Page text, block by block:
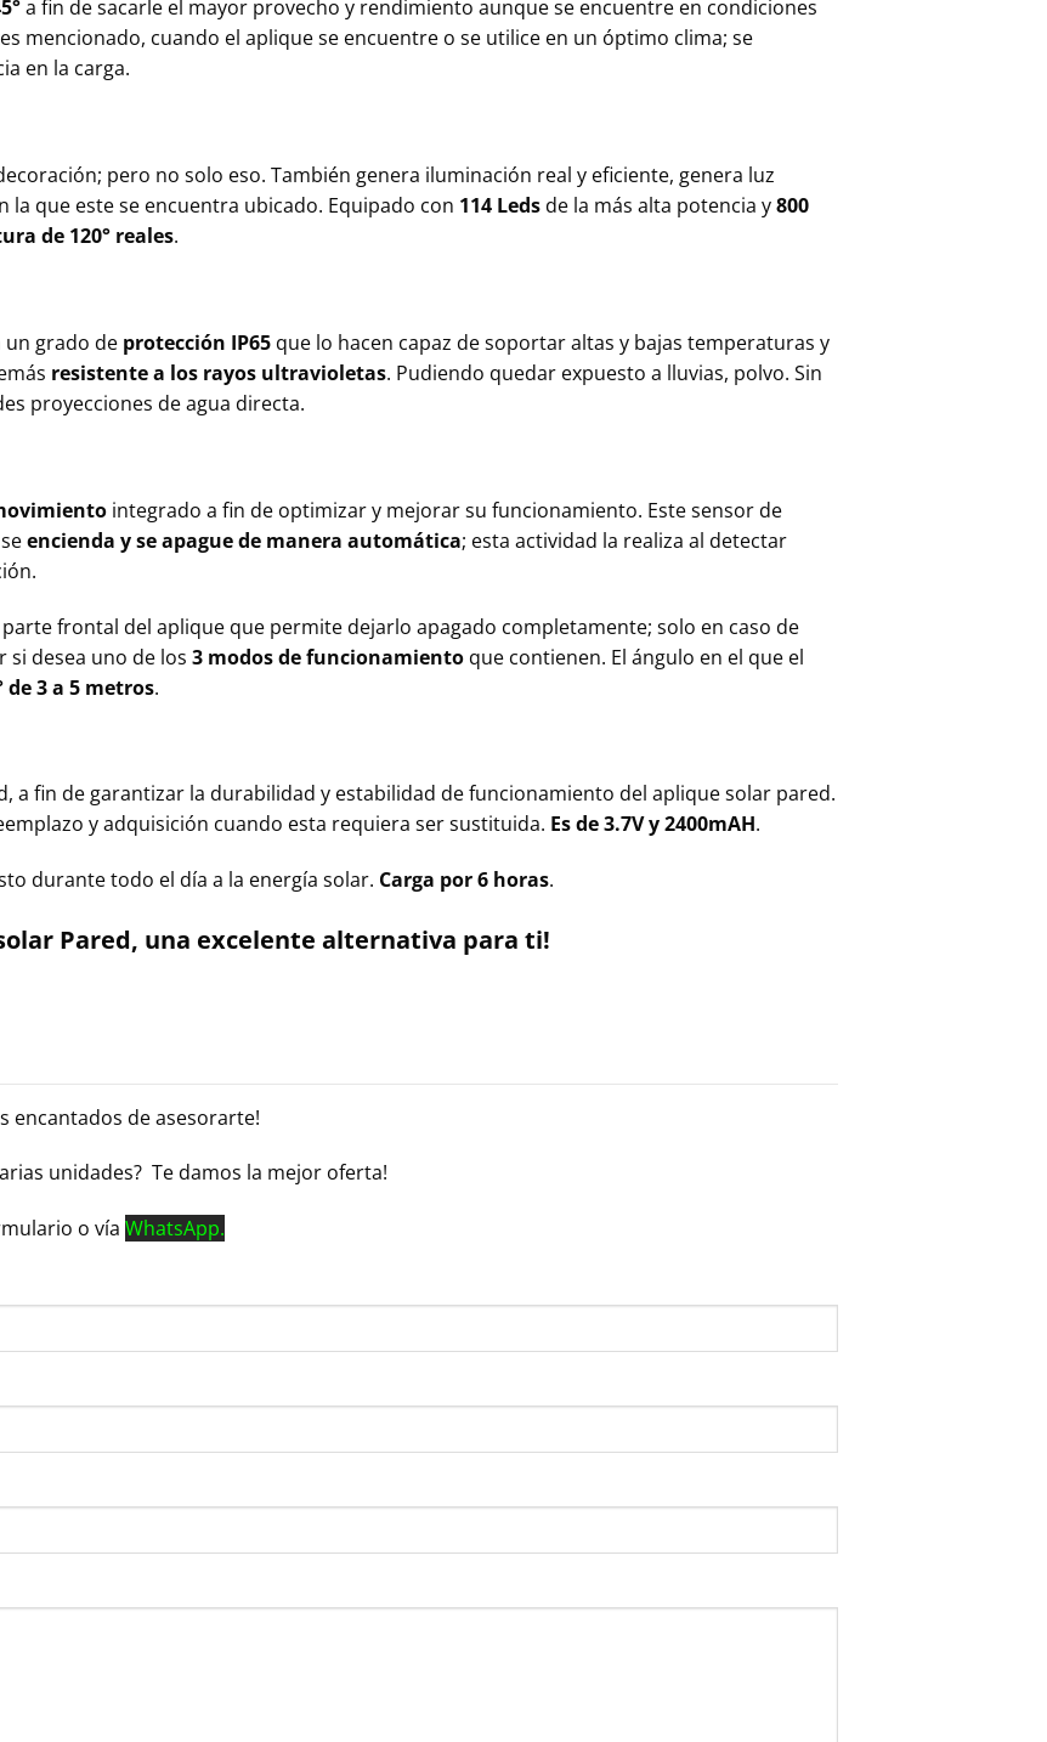
a fin de sacarle el mayor provecho y rendimiento aunque se encuentre en condiciones
mencionado, cuando el aplique se encuentre o se utilice en un óptimo clima; se
en la carga.
pero no solo eso. También genera iluminación real y eficiente, genera luz
que este se encuentra ubicado. Equipado con 114 Ledsde la más alta potencia y800
de 120° reales.
un grado de protección IP65 que lo hacen capaz de soportar altas y bajas temperaturas y
resistente a los rayos ultravioletas. Pudiendo quedar expuesto a lluvias, polvo. Sin
proyecciones de agua directa.
integrado a fin de optimizar y mejorar su funcionamiento. Este sensor de
encienda y se apague de manera automática; esta actividad la realiza al detectar
frontal del aplique que permite dejarlo apagado completamente; solo en caso de
si desea uno de los 3 modos de funcionamiento que contienen. El ángulo en el que el
de 3 a 5 metros.
a fin de garantizar la durabilidad y estabilidad de funcionamiento del aplique solar pared.
y adquisición cuando esta requiera ser sustituida. Es de 3.7V y 2400mAH.
durante todo el día a la energía solar. Carga por 6 horas.
Pared, una excelente alternativa para ti!
encantados de asesorarte!
unidades? Te damos la mejor oferta!
o vía WhatsApp.